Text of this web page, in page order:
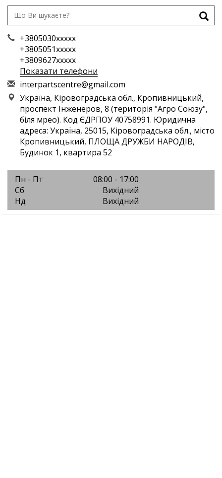
+3805030xxxxx
+3805051xxxxx
+3809627xxxxx
Показати телефони
interpartscentre@gmail.com
Україна, Кіровоградська обл., Кропивницький,
проспект Інженеров, 8 (територія "Агро Союзу",
біля мрео). Код ЄДРПОУ 40758991. Юридична
адреса: Україна, 25015, Кіровоградська обл., місто
Кропивницький, ПЛОЩА ДРУЖБИ НАРОДІВ,
Будинок 1, квартира 52
Пн - Пт
08:00 - 17:00
Сб
Вихідний
Нд
Вихідний